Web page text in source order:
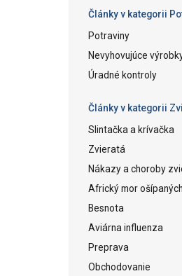
Články v kategorii
Potraviny
Nevyhovujúce
Úradné kontroly
Články v kategorii
Slintačka a krívačka
Zvieratá
Nákazy a choroby
Africký mor ošípaných
Besnota
Aviárna influenza
Preprava
Obchodovanie